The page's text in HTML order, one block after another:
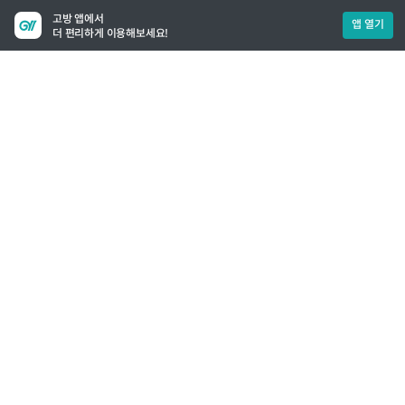
고방 앱에서
더 편리하게 이용해보세요!
앱 열기